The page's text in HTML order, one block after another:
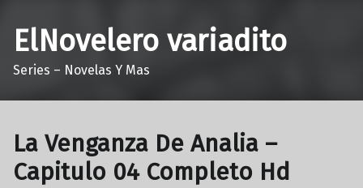
ElNovelero variadito
Series – Novelas Y Mas
La Venganza De Analia –
Capitulo 04 Completo Hd